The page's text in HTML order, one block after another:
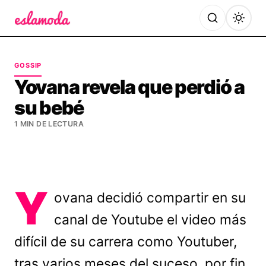
GOSSIP
Yovana revela que perdió a
su bebé
1 MIN DE LECTURA
Y ovana decidió compartir en su
canal de Youtube el video más
difícil de su carrera como Youtuber,